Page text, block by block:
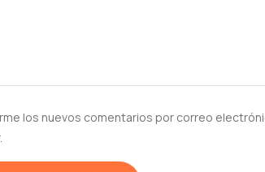
los nuevos comentarios por correo